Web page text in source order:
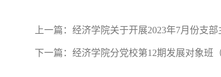
上一篇： 经济学院关于开展2023年7月份支
下一篇： 经济学院分党校第12期发展对象班